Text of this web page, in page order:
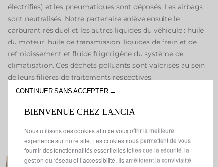
électrifiés) et les pneumatiques sont déposés. Les airbags
sont neutralisés. Notre partenaire enlève ensuite le
carburant résiduel et les autres liquides du véhicule : huile
du moteur, huile de transmission, liquides de frein et de
refroidissement et fluide frigorigène du système de
climatisation. Ces déchets polluants sont valorisés au sein
de leurs filières de traitements respectives.​​​
CONTINUER SANS ACCEPTER →
BIENVENUE CHEZ LANCIA
Nous utilisons des cookies afin de vous offrir la meilleure
expérience sur notre site. Les cookies nous permettent de vous
fournir des fonctionnalités essentielles telles que la sécurité, la
gestion du réseau et l’accessibilité. Ils améliorent la convivialité